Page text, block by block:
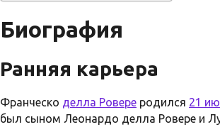
Биография
Ранняя карьера
Франческо делла Ровере родился 21
был сыном Леонардо делла Ровере и